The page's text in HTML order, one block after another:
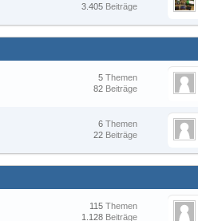
Beiträge
3.405
Themen
5
Beiträge
82
Themen
6
Beiträge
22
Themen
115
Beiträge
1.128